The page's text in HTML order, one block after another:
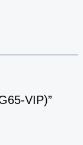
VIP)”